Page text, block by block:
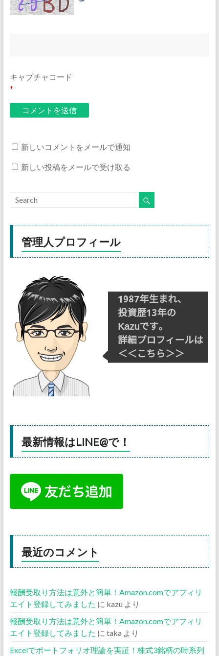
キャプチャコード
*
新しいコメントをメールで通知
新しい投稿をメールで受け取る
管理人プロフィール
最新情報はLINE@で！
最近のコメント
報酬受取り方法は意外と簡単！Amazon.comでアフィリ
エイト登録してみました に kazu より
報酬受取り方法は意外と簡単！Amazon.comでアフィリ
エイト登録してみました に taka より
Excelでポートフォリオ理論を実証！株式3銘柄の時系列